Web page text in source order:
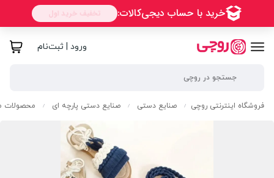
ورود | ثبت‌نام
فروشگاه اینترنتی روچی / صنایع دستی / صنایع دستی پارچه ای / محصولات